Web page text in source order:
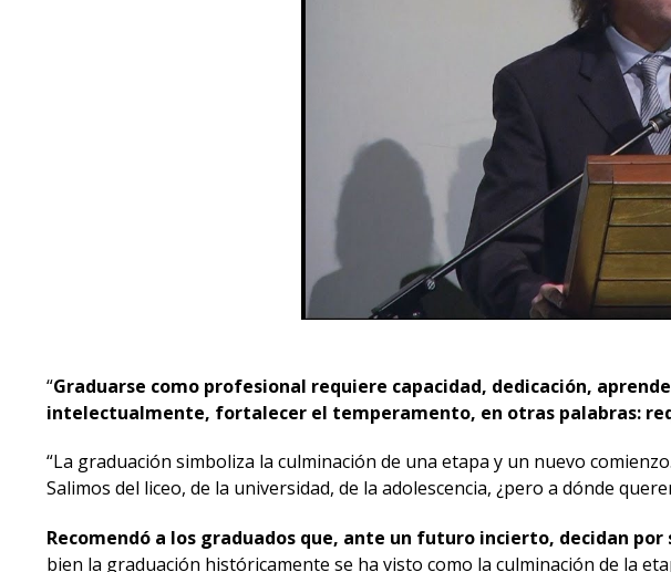
“Graduarse como profesional requiere capacidad, dedicación,
intelectualmente, fortalecer el temperamento, en otras palabras:
“La graduación simboliza la culminación de una etapa y un nuevo comienzo.
Salimos del liceo, de la universidad, de la adolescencia, ¿pero a dónde
Recomendó a los graduados que, ante un futuro incierto, decidan
bien la graduación históricamente se ha visto como la culminación de la